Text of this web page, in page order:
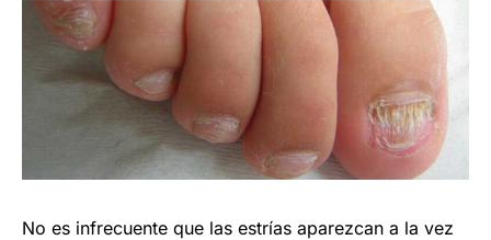
No es infrecuente que las estrías aparezcan a la vez